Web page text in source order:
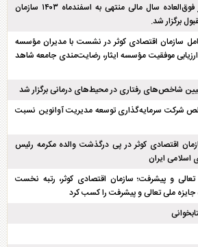
مجمع عمومی عادی بطور فوق‌العاده سال مالی منتهی به اسفند‌ماه ۱۴۰۳ سازمان
برگزار شد.
سازمان اقتصادی کوثر در نشست با مدیران مؤسسه
موفقیت مؤسسه ایثار، رضایت‌مندی جامعه شاهد
شاخص‌های رفتاری در محیط‌های درمانی برگزار شد
خالص شرکت سرمایه‌گذاری توسعه مدیریت آوانوین نسبت
اقتصادی کوثر در پی درگذشت والده مکرمه رئیس
ایران
و پیشرفت؛ سازمان اقتصادی کوثر، رتبه نخست
ملی تعالی و پیشرفت را کسب کرد